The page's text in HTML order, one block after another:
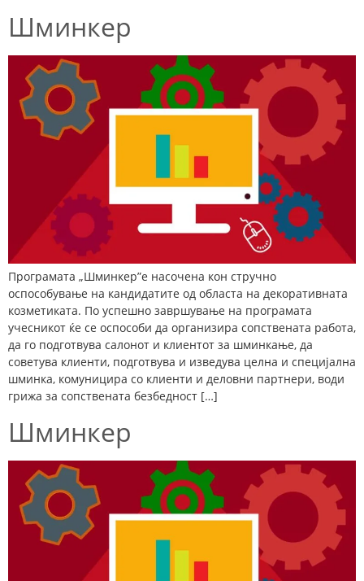
Шминкер
Програмата „Шминкер”е насочена кон стручно
оспособување на кандидатите од областа на декоративната
козметиката. По успешно завршување на програмата
учесникот ќе се оспособи да организира сопствената работа,
да го подготвува салонот и клиентот за шминкање, да
советува клиенти, подготвува и изведува целна и специјална
шминка, комуницира со клиенти и деловни партнери, води
грижа за сопствената безбедност […]
Шминкер